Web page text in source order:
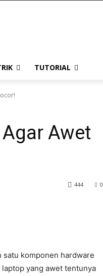
TUTORIAL
Awet
0
444
satu komponen hardware
yang awet tentunya